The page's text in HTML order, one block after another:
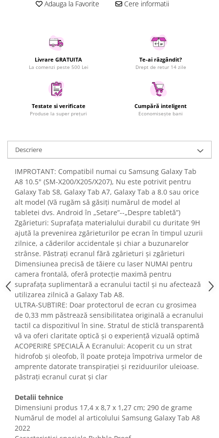
Laptop, Tablete & Telefoane
Accesorii tablete
Laptopuri si Accesorii
Wearable & Gadgeturi
Electrocasnice & Climatizare
Accesorii si piese masini spalat
Accesorii si piese masini spalat
vase
Aparate Frigorifice
Aparate Racire Aer
Aragaze si cuptoare cu microunde
Climatizare & sisteme de incalzire
Electrocasnice pentru Bucatarie
Fiare de calcat si masini de cusut
Ingrijire Locuinta
Purificatoare de aer
Fashion
Bijuterii
Ceasuri barbatesti
Ceasuri dama
Cutii, curele si accesorii ceasuri
Genti si accesorii barbati
Genti si accesorii femei
Imbracaminte barbati
Imbracaminte femei
Imbracaminte si Incaltaminte copii
Incaltaminte barbati
Incaltaminte femei
Ochelari de soare
Ochelari de vedere
Adauga la Favorite Cere informatii
Livrare GRATUITA
La comenzi peste 500 Lei
Te-ai răzgândit?
Drept de retur 14 zile
Testate si verificate
Produse la super prețuri
Cumpără inteligent
Economisește bani
Descriere
IMPROTANT: Compatibil numai cu Samsung Galaxy Tab
A8 10.5" (SM-X200/X205/X207), Nu este potrivit pentru
Galaxy Tab S8, Galaxy Tab A7, Galaxy Tab a 8.0 sau orice
alt model (Vă rugăm să găsiți numărul de model al
tabletei dvs. Android în „Setare”--„Despre tabletă”)
Zgârieturi: Suprafața materialului durabil cu duritate 9H
ajută la prevenirea zgârieturilor pe ecran în timpul uzurii
zilnice, a căderilor accidentale și chiar a buzunarelor
strânse. Păstrați ecranul fără zgârieturi și zgârieturi
Dimensiunea precisă de tăiere cu laser NUMAI pentru
camera frontală, oferă protecție maximă pentru
suprafața suplimentară a ecranului tactil și nu afectează
utilizarea zilnică a Galaxy Tab A8.
ULTRA-SUBTIRE: Doar protectorul de ecran cu grosimea
de 0,33 mm păstrează sensibilitatea originală a ecranului
tactil ca dispozitivul în sine. Stratul de sticlă transparentă
vă va oferi claritate optică și o experiență vizuală optimă
ACOPERIRE SPECIALĂ A Ecranului: Acoperit cu un strat
hidrofob și oleofob, îl poate proteja împotriva urmelor de
amprente datorate transpirației și reziduurilor uleioase.
păstrați ecranul curat și clar
Detalii tehnice
Dimensiuni produs ‎17,4 x 8,7 x 1,27 cm; 290 de grame
Numărul de model al articolului ‎Samsung Galaxy Tab A8
2022